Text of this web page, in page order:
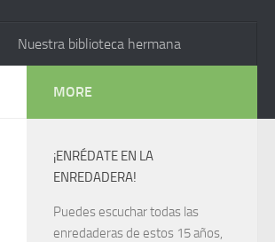
Nuestra biblioteca hermana
MORE
¡ENRÉDATE EN LA
ENREDADERA!
Puedes escuchar todas las
enredaderas de estos 15 años,